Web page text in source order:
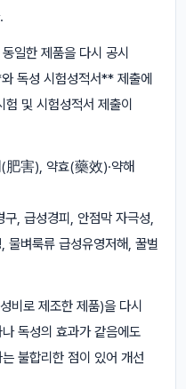
일한 제품을 다시 공시
독성 시험성적서** 제출에
및 시험성적서 제출이
肥害), 약효(藥效)·약해
, 급성경피, 안점막 자극성,
물벼룩류 급성유영저해, 꿀벌
비로 제조한 제품)을 다시
독성의 효과가 같음에도
불합리한 점이 있어 개선